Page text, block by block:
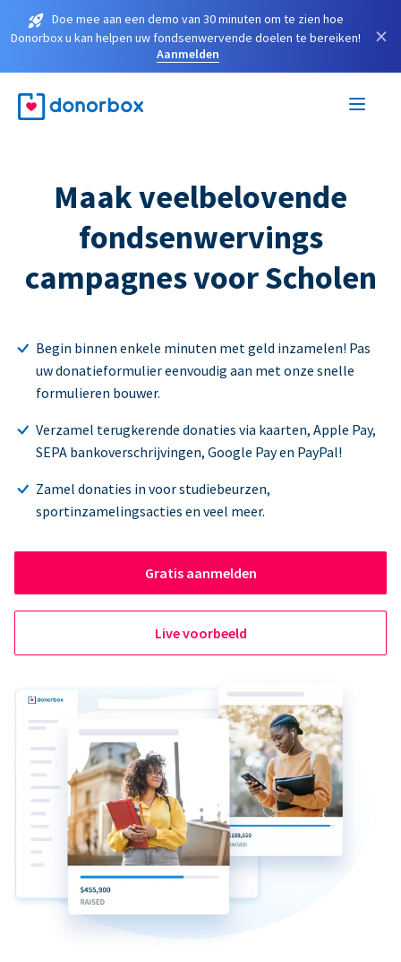
Doe mee aan een demo van 30 minuten om te zien hoe
Donorbox u kan helpen uw fondsenwervende doelen te bereiken!
Aanmelden
×
Maak veelbelovende
fondsenwervings
campagnes voor Scholen
Begin binnen enkele minuten met geld inzamelen! Pas
uw donatieformulier eenvoudig aan met onze snelle
formulieren bouwer.
Verzamel terugkerende donaties via kaarten, Apple Pay,
SEPA bankoverschrijvingen, Google Pay en PayPal!
Zamel donaties in voor studiebeurzen,
sportinzamelingsacties en veel meer.
Gratis aanmelden
Live voorbeeld